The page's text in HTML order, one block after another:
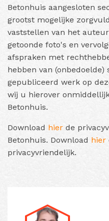
Betonhuis aangesloten
grootst mogelijke
vaststellen van het
getoonde foto's en
afspraken met
hebben van
gepubliceerd werk op
wij u hierover
Betonhuis.
Download hier de
Betonhuis. Download hier
privacyvriendelijk.